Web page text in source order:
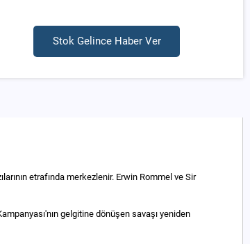
Stok Gelince Haber Ver
etrafında merkezlenir. Erwin Rommel ve Sir
gelgitine dönüşen savaşı yeniden